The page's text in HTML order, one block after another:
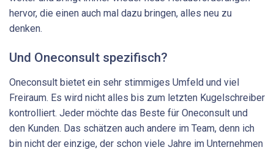
hervor, die einen auch mal dazu bringen, alles neu zu
denken.
Und Oneconsult spezifisch?
Oneconsult bietet ein sehr stimmiges Umfeld und viel
Freiraum. Es wird nicht alles bis zum letzten Kugelschreiber
kontrolliert. Jeder möchte das Beste für Oneconsult und
den Kunden. Das schätzen auch andere im Team, denn ich
bin nicht der einzige, der schon viele Jahre im Unternehmen